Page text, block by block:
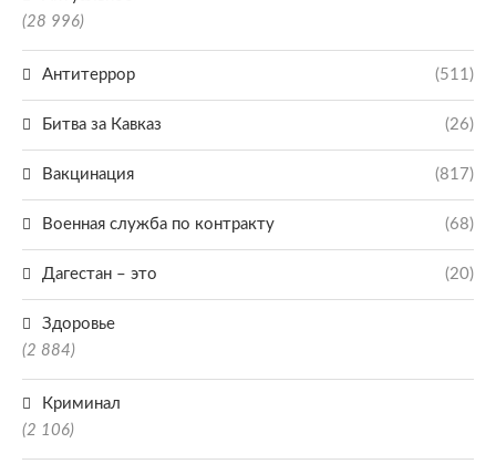
(28 996)
Антитеррор (511)
Битва за Кавказ (26)
Вакцинация (817)
Военная служба по контракту (68)
Дагестан – это (20)
Здоровье
(2 884)
Криминал
(2 106)